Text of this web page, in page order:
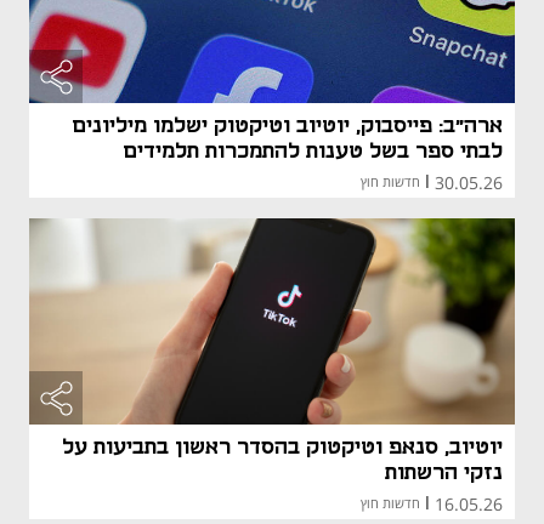
ארה"ב: פייסבוק, יוטיוב וטיקטוק ישלמו מיליונים
לבתי ספר בשל טענות להתמכרות תלמידים
30.05.26 חדשות חוץ
יוטיוב, סנאפ וטיקטוק בהסדר ראשון בתביעות על
נזקי הרשתות
16.05.26 חדשות חוץ